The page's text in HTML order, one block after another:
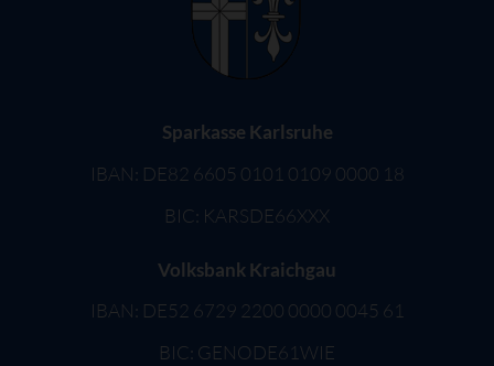
Sparkasse Karlsruhe
IBAN: DE82 6605 0101 0109 0000 18
BIC: KARSDE66XXX
Volksbank Kraichgau
IBAN: DE52 6729 2200 0000 0045 61
BIC: GENODE61WIE